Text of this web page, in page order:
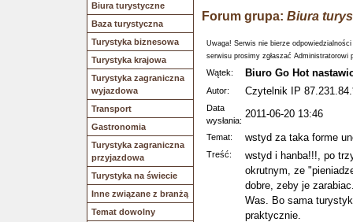
Biura turystyczne
Baza turystyczna
Turystyka biznesowa
Turystyka krajowa
Turystyka zagraniczna
wyjazdowa
Transport
Gastronomia
Turystyka zagraniczna
przyjazdowa
Turystyka na świecie
Inne związane z branżą
Temat dowolny
Forum grupa: Biura
Uwaga! Serwis nie bierze
serwisu prosimy zgłaszać Administratorowi
Wątek: Biuro Go Hot
Autor: Czytelnik IP
Data
wysłania:
2011-06-20 13:46
Temat: wstyd za taka forme
Treść:
wstyd i hanba!!!, po
okrutnym, ze
dobre, zeby je
Was. Bo sama
praktycznie.